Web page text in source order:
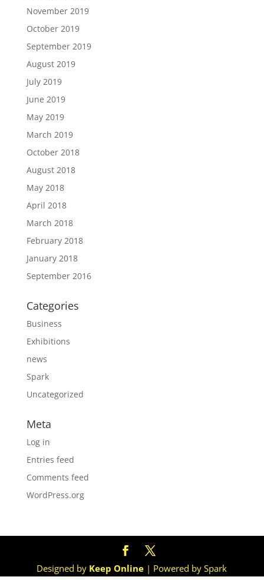
November 2019
October 2019
September 2019
August 2019
July 2019
June 2019
May 2019
March 2019
October 2018
August 2018
May 2018
April 2018
March 2018
February 2018
January 2018
September 2016
Categories
Business
Exhibitions
news
Spark
Uncategorized
Meta
Log in
Entries feed
Comments feed
WordPress.org
Designed by Keep Online | Powered by Spark